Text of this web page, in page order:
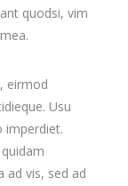
quodsi, vim
eirmod
Usu
imperdiet.
ad vis, sed ad